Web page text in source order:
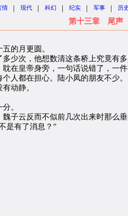
情 | 现代 | 科幻 | 纪实 | 军事 | 历史
第十三章 尾声
的月更圆。
次，他想数清这条桥上究竟有
在皇帝身旁，一句话说错了，一
都在担心。陆小凤的朋友不少。
动静。
。
云反而不似前几次出来时那么垂
是有了消息？”